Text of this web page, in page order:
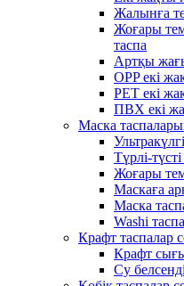
Жалынға
Жоғары
таспа
Артқы
OPP екі
PET екі
ПВХ екі
Маска
Түрлі-
Жоғары
Маскаға
Маска
Washi
Крафт таспалар
Крафт
Су